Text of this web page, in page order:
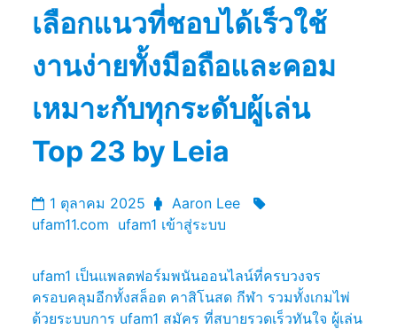
เลือกแนวที่ชอบได้เร็วใช้
งานง่ายทั้งมือถือและคอม
เหมาะกับทุกระดับผู้เล่น
Top 23 by Leia
1 ตุลาคม 2025
Aaron Lee
ufam11.com ufam1 เข้าสู่ระบบ
ufam1 เป็นแพลตฟอร์มพนันออนไลน์ที่ครบวงจร
ครอบคลุมอีกทั้งสล็อต คาสิโนสด กีฬา รวมทั้งเกมไพ่
ด้วยระบบการ ufam1 สมัคร ที่สบายรวดเร็วทันใจ ผู้เล่น